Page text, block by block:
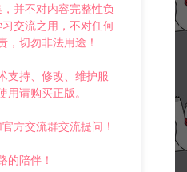
并不对内容完整性负
交流之用，不对任何
，切勿非法用途！
支持、修改、维护服
用请购买正版。
方交流群交流提问！
的陪伴！